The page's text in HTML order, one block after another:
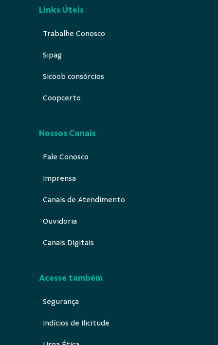
Links Úteis
Trabalhe Conosco
Sipag
Sicoob consórcios
Coopcerto
Nossos Canais
Fale Conosco
Imprensa
Canais de Atendimento
Ouvidoria
Canais Digitais
Acesse também
Segurança
Indícios de Ilicitude